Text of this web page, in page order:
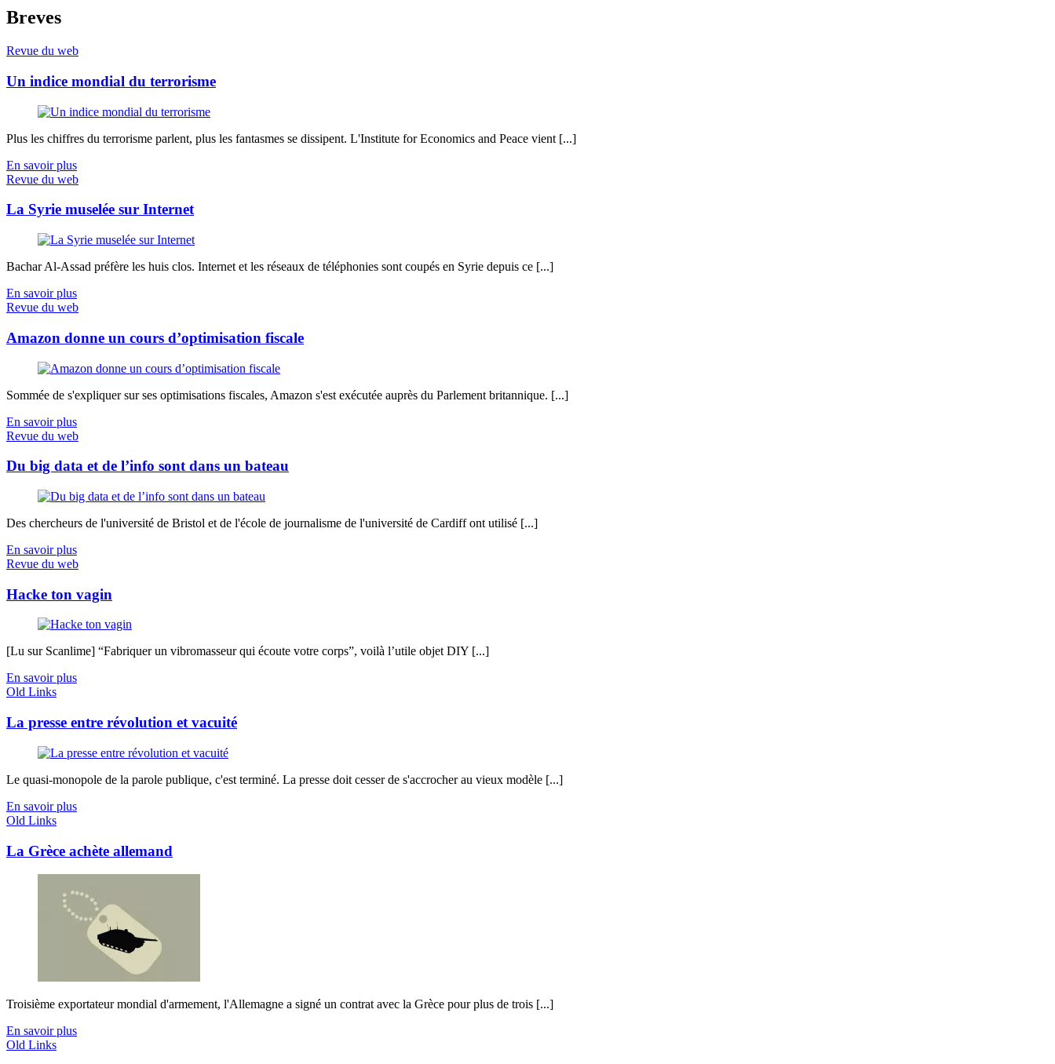
Breves
Revue du web
Un indice mondial du terrorisme
Plus les chiffres du terrorisme parlent, plus les fantasmes se dissipent. L'Institute for Economics and Peace vient [...]
En savoir plus
Revue du web
La Syrie muselée sur Internet
Bachar Al-Assad préfère les huis clos. Internet et les réseaux de téléphonies sont coupés en Syrie depuis ce [...]
En savoir plus
Revue du web
Amazon donne un cours d’optimisation fiscale
Sommée de s'expliquer sur ses optimisations fiscales, Amazon s'est exécutée auprès du Parlement britannique. [...]
En savoir plus
Revue du web
Du big data et de l’info sont dans un bateau
Des chercheurs de l'université de Bristol et de l'école de journalisme de l'université de Cardiff ont utilisé [...]
En savoir plus
Revue du web
Hacke ton vagin
[Lu sur Scanlime] “Fabriquer un vibromasseur qui écoute votre corps”, voilà l’utile objet DIY [...]
En savoir plus
Old Links
La presse entre révolution et vacuité
Le quasi-monopole de la parole publique, c'est terminé. La presse doit cesser de s'accrocher au vieux modèle [...]
En savoir plus
Old Links
La Grèce achète allemand
Troisième exportateur mondial d'armement, l'Allemagne a signé un contrat avec la Grèce pour plus de trois [...]
En savoir plus
Old Links